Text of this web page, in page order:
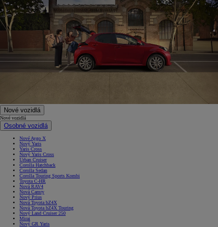
Nové vozidlá
Nové vozidlá
Osobné vozidlá
Nové Aygo X
Nový Yaris
Yaris Cross
Nový Yaris Cross
Urban Cruiser
Corolla Hatchback
Corolla Sedan
Corolla Touring Sports Kombi
Toyota C-HR
Nová RAV4
Nová Camry
Nový Prius
Nová Toyota bZ4X
Nová Toyota bZ4X Touring
Nový Land Cruiser 250
Mirai
Nový GR Yaris